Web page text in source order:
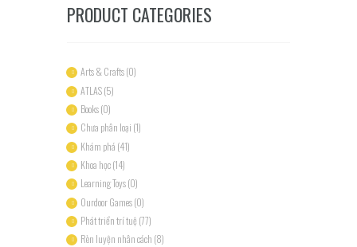
PRODUCT CATEGORIES
Arts & Crafts(0)
ATLAS(5)
Books(0)
Chưa phân loại (1)
Khám phá (41)
Khoa học(14)
Learning Toys(0)
Ourdoor Games(0)
Phát triển trí tuệ (77)
Rèn luyện nhân cách (8)